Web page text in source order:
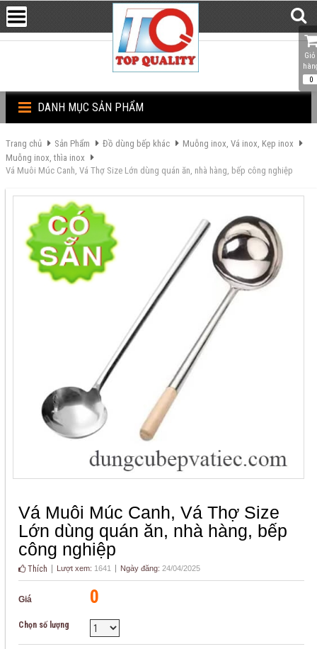
DANH MỤC SẢN PHẨM
Trang chủ Sản Phẩm Đồ dùng bếp khác
Muỗng inox, Vá inox, Kẹp inox
Muỗng inox, thìa inox
Vá Muôi Múc Canh, Vá Thợ Size Lớn dùng quán ăn, nhà hàng, bếp công nghiệp
Vá Muôi Múc Canh, Vá Thợ Size
Lớn dùng quán ăn, nhà hàng, bếp
công nghiệp
Thích Lượt xem: 1641 Ngày đăng: 24/04/2025
Giá 0
Chọn số lượng
Giỏ
0